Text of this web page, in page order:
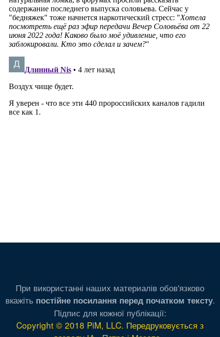
При використанні наших материалів обов'язково
вкажіть постійне посилання перед початком тексту.
Підпис для кожної публікації:
Copyright © 2018 PiM, LLC. Передруковується з